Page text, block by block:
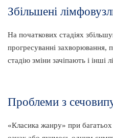
Збільшені
На початкових стадіях
прогресуванні захворювання,
стадію зміни зачіпають і інші
Проблеми з
«Класика жанру» при